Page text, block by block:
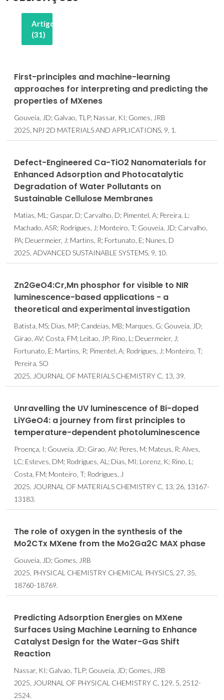
Artigos
(31)
First-principles and machine-learning
approaches for interpreting and predicting the
properties of MXenes
Gouveia, JD; Galvao, TLP; Nassar, KI; Gomes, JRB
2025, NPJ 2D MATERIALS AND APPLICATIONS, 9, 1.
Defect-Engineered Ca-TiO2 Nanomaterials for
Enhanced Adsorption and Photocatalytic
Degradation of Water Pollutants on
Sustainable Cellulose Membranes
Matias, ML; Gaspar, D; Carvalho, D; Pimentel, A; Pereira, L;
Machado, ASR; Rodrigues, J; Monteiro, T; Gouveia, JD; Carvalho,
PA; Deuermeier, J; Martins, R; Fortunato, E; Nunes, D
2025, ADVANCED SUSTAINABLE SYSTEMS, 9, 10.
Zn2GeO4:Cr,Mn phosphor for visible to NIR
luminescence-based applications - a
theoretical and experimental investigation
Batista, MS; Dias, MP; Candeias, MB; Marques, G; Gouveia, JD;
Girao, AV; Costa, FM; Leitao, JP; Rino, L; Deuermeier, J;
Fortunato, E; Martins, R; Pimentel, A; Rodrigues, J; Monteiro, T;
Pereira, SO
2025, JOURNAL OF MATERIALS CHEMISTRY C, 13, 39.
Unravelling the UV luminescence of Bi-doped
LiYGeO4: a journey from first principles to
temperature-dependent photoluminescence
Proença, I; Gouveia, JD; Girao, AV; Peres, M; Mateus, R; Alves,
LC; Esteves, DM; Rodrigues, AL; Dias, MI; Lorenz, K; Rino, L;
Costa, FM; Monteiro, T; Rodrigues, J
2025, JOURNAL OF MATERIALS CHEMISTRY C, 13, 26, 13167-
13183.
The role of oxygen in the synthesis of the
Mo2CTx MXene from the Mo2Ga2C MAX phase
Gouveia, JD; Gomes, JRB
2025, PHYSICAL CHEMISTRY CHEMICAL PHYSICS, 27, 35,
18760-18769.
Predicting Adsorption Energies on MXene
Surfaces Using Machine Learning to Enhance
Catalyst Design for the Water-Gas Shift
Reaction
Nassar, KI; Galvao, TLP; Gouveia, JD; Gomes, JRB
2025, JOURNAL OF PHYSICAL CHEMISTRY C, 129, 5, 2512-
2524.